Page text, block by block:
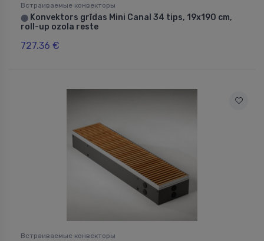
Встраиваемые конвекторы
⬤ Konvektors grīdas Mini Canal 34 tips, 19x190 cm,
roll-up ozola reste
727.36 €
Встраиваемые конвекторы